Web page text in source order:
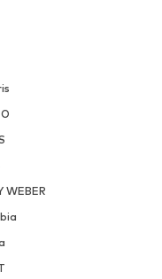
WEBER